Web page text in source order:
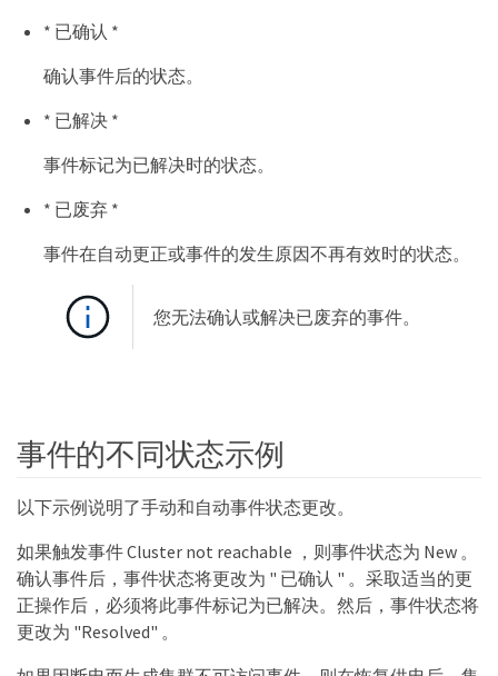
* 已确认 *
确认事件后的状态。
* 已解决 *
事件标记为已解决时的状态。
* 已废弃 *
事件在自动更正或事件的发生原因不再有效时的状态。
您无法确认或解决已废弃的事件。
事件的不同状态示例
以下示例说明了手动和自动事件状态更改。
如果触发事件 Cluster not reachable ，则事件状态为 New 。
确认事件后，事件状态将更改为 " 已确认 " 。采取适当的更
正操作后，必须将此事件标记为已解决。然后，事件状态将
更改为 "Resolved" 。